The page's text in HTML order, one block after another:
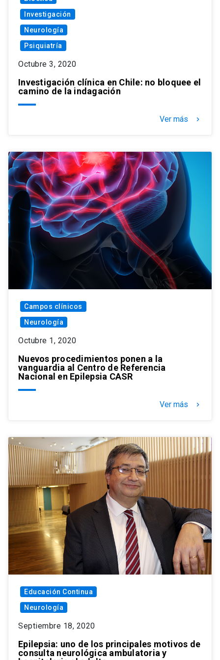
Investigación
Neurología
Psiquiatría
Octubre 3, 2020
Investigación clínica en Chile: no bloquee el
camino de la indagación
Ver más keyboard_arrow_right
Campos clínicos
Neurología
Octubre 1, 2020
Nuevos procedimientos ponen a la
vanguardia al Centro de Referencia
Nacional en Epilepsia CASR
Ver más keyboard_arrow_right
Educación Continua
Neurología
Septiembre 18, 2020
Epilepsia: uno de los principales motivos de
consulta neurológica ambulatoria y